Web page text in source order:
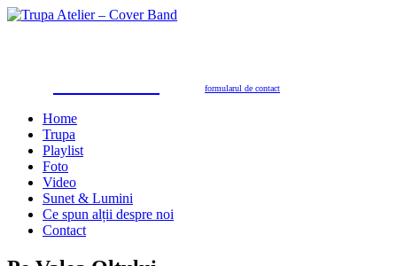
formularul de contact
Home
Trupa
Playlist
Foto
Video
Sunet & Lumini
Ce spun alții despre noi
Contact